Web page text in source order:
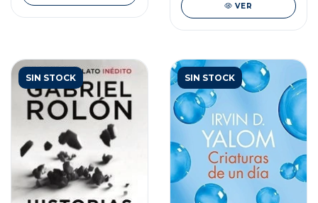
VER
SIN STOCK SIN STOCK